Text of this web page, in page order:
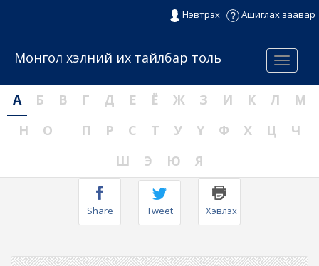
Нэвтрэх Ашиглах заавар
Menu
Монгол хэлний их тайлбар толь
А Б В Г Д Е Ё Ж З И К Л
М
Н
О П Р С Т У Ү Ф Х Ц
Ч
Ш
Э Ю Я
Share Tweet Хэвлэх